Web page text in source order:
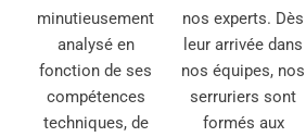
minutieusement
analysé en
fonction de ses
compétences
techniques, de
nos experts. Dès
leur arrivée dans
nos équipes, nos
serruriers sont
formés aux